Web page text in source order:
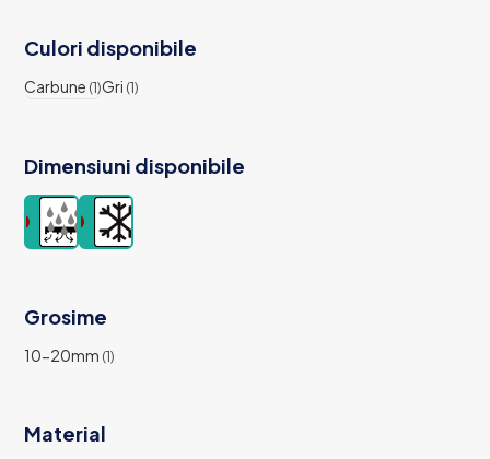
Culori disponibile
Carbune (1)Gri (1)
Dimensiuni disponibile
Grosime
10-20mm (1)
Material